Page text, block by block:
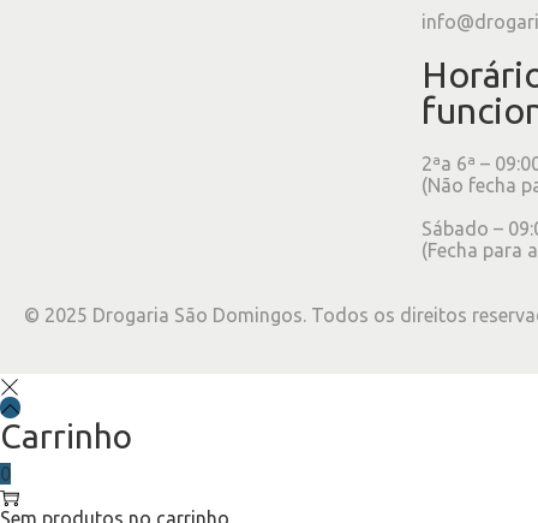
2ªa 6ª –
(Não fecha
Sábado –
(Fecha para
© 2025 Drogaria São Domingos. Todos os direitos
Carrinho
0
Sem produtos no carrinho